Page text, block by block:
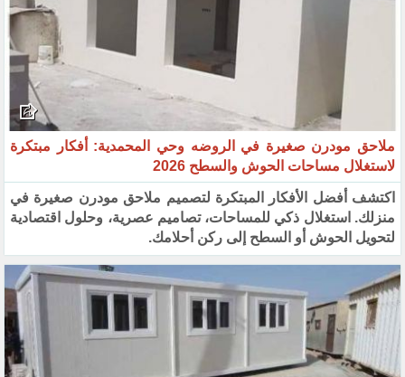
ملاحق مودرن صغيرة في الروضه وحي المحمدية: أفكار مبتكرة
لاستغلال مساحات الحوش والسطح 2026
اكتشف أفضل الأفكار المبتكرة لتصميم ملاحق مودرن صغيرة في
منزلك. استغلال ذكي للمساحات، تصاميم عصرية، وحلول اقتصادية
لتحويل الحوش أو السطح إلى ركن أحلامك.